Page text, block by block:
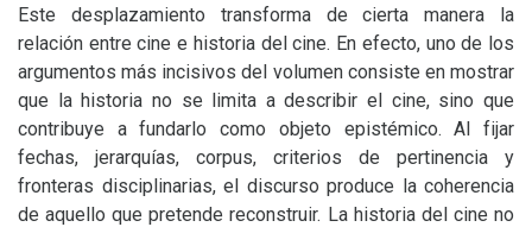
Este desplazamiento transforma de cierta manera la
relación entre cine e historia del cine. En efecto, uno de los
argumentos más incisivos del volumen consiste en mostrar
que la historia no se limita a describir el cine, sino que
contribuye a fundarlo como objeto epistémico. Al fijar
fechas, jerarquías, corpus, criterios de pertinencia y
fronteras disciplinarias, el discurso produce la coherencia
de aquello que pretende reconstruir. La historia del cine no